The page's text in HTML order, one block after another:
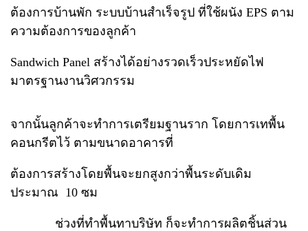
ต้องการบ้านพัก ระบบบ้านสำเร็จรูป ที่ใช้ผนัง EPS ตาม
ความต้องการของลูกค้า
Sandwich Panel สร้างได้อย่างรวดเร็วประหยัดไฟ
มาตรฐานงานวิศวกรรม
จากนั้นลูกค้าจะทำการเตรียมฐานราก โดยการเทพื้น
คอนกรีตไว้ ตามขนาดอาคารที่
ต้องการสร้างโดยพื้นจะยกสูงกว่าพื้นระดับเดิม
ประมาณ 10 ซม
ช่วงที่ทำพื้นทาบริษัท ก็จะทำการผลิตชิ้นส่วน